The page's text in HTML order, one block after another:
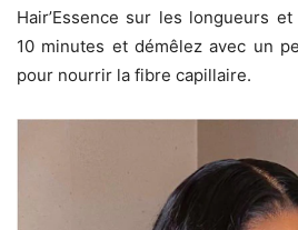
Hair’Essence sur les longueurs
10 minutes et démêlez avec un
pour nourrir la fibre capillaire.